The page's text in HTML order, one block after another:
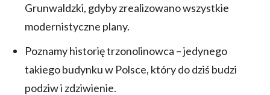
Grunwaldzki, gdyby zrealizowano wszystkie
modernistyczne plany.
Poznamy historię trzonolinowca – jedynego
takiego budynku w Polsce, który do dziś budzi
podziw i zdziwienie.